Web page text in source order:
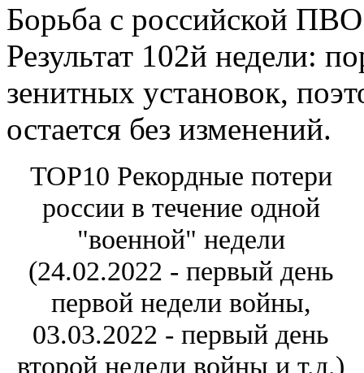
Борьба с российской
Результат 102й недели:
зенитных установок,
остается без изменений.
TOP10 Рекордные потери
россии в течение одной
"военной" недели
(24.02.2022 - первый день
первой недели войны,
03.03.2022 - первый день
второй недели войны и т.д.)